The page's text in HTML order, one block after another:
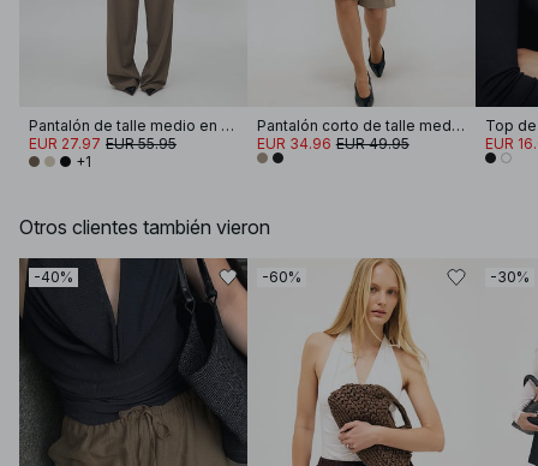
Pantalón de talle medio en mezcla de tejidos
EUR 27.97 EUR 55.95
+1
Pantalón corto de talle medio y pernera ancha
EUR 34.96 EUR 49.95 EUR
Otros clientes también vieron
-40% -60% -30%